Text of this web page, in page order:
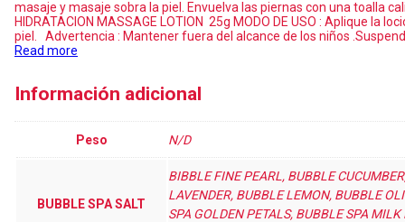
masaje y masaje sobra la piel. Envuelva las piernas con una toalla
HIDRATACION MASSAGE LOTION 25g MODO DE USO : Aplique
piel. Advertencia : Mantener fuera del alcance de los niños
Read more
Información adicional
Peso N/D
BUBBLE SPA SALT
BIBBLE FINE PEARL, BUBBLE
LAVENDER, BUBBLE LEMON, BUBBLE
SPA GOLDEN PETALS, BUBBLE SPA